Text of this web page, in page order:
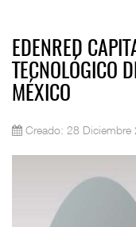
EDENRED
TECNOLÓGICO
MÉXICO
Creado: 28 Diciembre